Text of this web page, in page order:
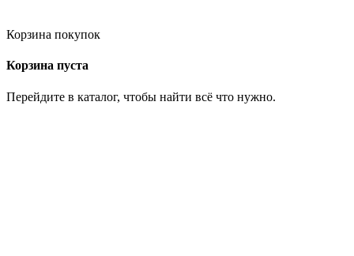
Корзина покупок
Корзина пуста
Перейдите в каталог, чтобы найти всё что нужно.